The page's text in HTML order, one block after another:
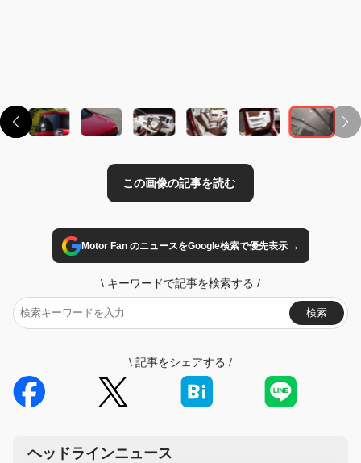
Motor Fan のニュースをGoogle検索で優先表示→
\ キーワードで記事を検索する /
検索
\ 記事をシェアする /
ヘッドラインニュース